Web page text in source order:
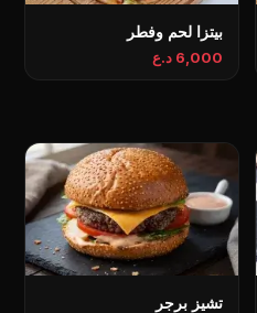
بيتزا لحم وفطر
6,000 د.ع
تشيز برجر